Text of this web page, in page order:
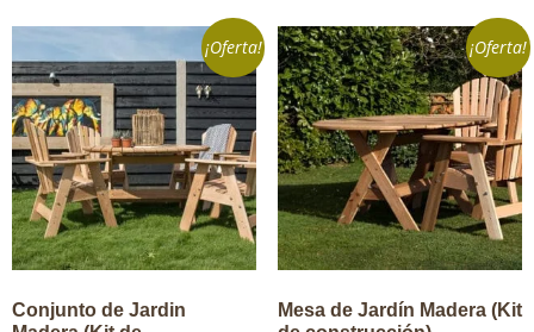
¡Oferta!
Conjunto de Jardin
¡Oferta!
Mesa de Jardín Madera (Kit